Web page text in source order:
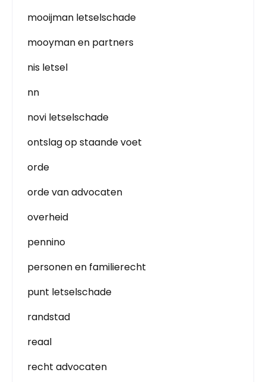
mooijman letselschade
mooyman en partners
nis letsel
nn
novi letselschade
ontslag op staande voet
orde
orde van advocaten
overheid
pennino
personen en familierecht
punt letselschade
randstad
reaal
recht advocaten